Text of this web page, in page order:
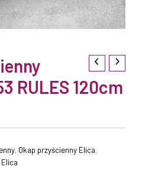
RULES 120cm
, Okap przyścienny Elica,